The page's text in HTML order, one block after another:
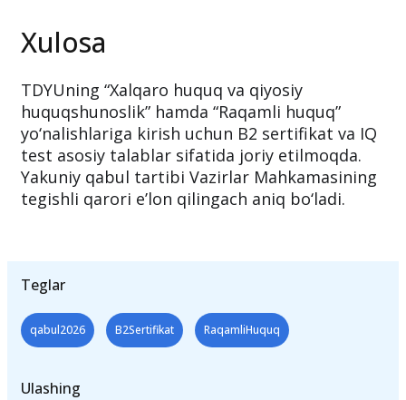
Xulosa
TDYUning “Xalqaro huquq va qiyosiy
huquqshunoslik” hamda “Raqamli huquq”
yo‘nalishlariga kirish uchun B2 sertifikat va IQ
test asosiy talablar sifatida joriy etilmoqda.
Yakuniy qabul tartibi Vazirlar Mahkamasining
tegishli qarori e’lon qilingach aniq bo‘ladi.
Teglar
qabul2026 B2Sertifikat RaqamliHuquq
Ulashing